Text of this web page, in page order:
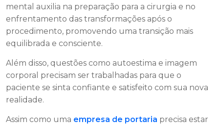
mental auxilia na preparação para a cirurgia e no
enfrentamento das transformações após o
procedimento, promovendo uma transição mais
equilibrada e consciente.
Além disso, questões como autoestima e imagem
corporal precisam ser trabalhadas para que o
paciente se sinta confiante e satisfeito com sua nova
realidade.
Assim como uma empresa de portaria precisa estar